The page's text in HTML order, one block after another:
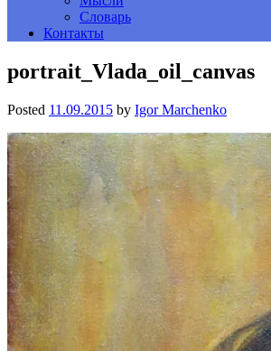
Словарь
Контакты
portrait_Vlada_oil_canvas
Posted 11.09.2015 by Igor Marchenko